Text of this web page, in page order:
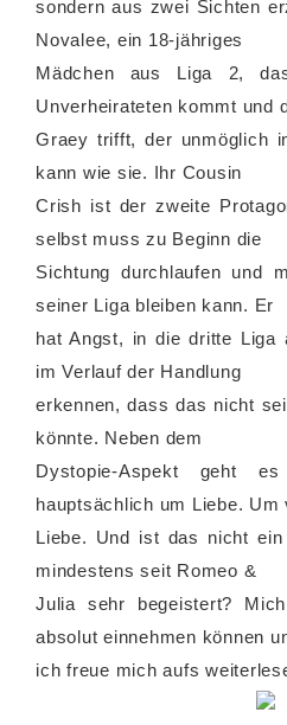
sondern aus zwei Sichten
Novalee, ein 18-jähriges
Mädchen aus Liga 2,
Unverheirateten kommt und
Graey trifft, der unmöglich
kann wie sie. Ihr Cousin
Crish ist der zweite
selbst muss zu Beginn die
Sichtung durchlaufen und
seiner Liga bleiben kann. Er
hat Angst, in die dritte Liga
im Verlauf der Handlung
erkennen, dass das nicht
könnte. Neben dem
Dystopie-Aspekt geht
hauptsächlich um Liebe. Um
Liebe. Und ist das nicht
mindestens seit Romeo &
Julia sehr begeistert?
absolut einnehmen können
ich freue mich aufs